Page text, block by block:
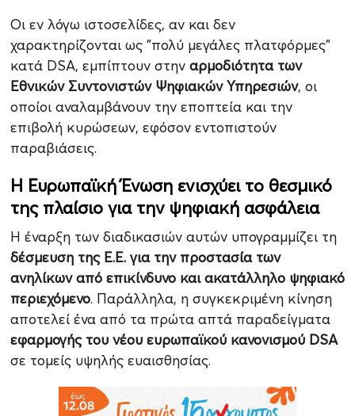
Οι εν λόγω ιστοσελίδες, αν και δεν
χαρακτηρίζονται ως "πολύ μεγάλες πλατφόρμες"
κατά DSA, εμπίπτουν στην αρμοδιότητα των
Εθνικών Συντονιστών Ψηφιακών Υπηρεσιών, οι
οποίοι αναλαμβάνουν την εποπτεία και την
επιβολή κυρώσεων, εφόσον εντοπιστούν
παραβιάσεις.
Η Ευρωπαϊκή Ένωση ενισχύει το θεσμικό
της πλαίσιο για την ψηφιακή ασφάλεια
Η έναρξη των διαδικασιών αυτών υπογραμμίζει τη
δέσμευση της Ε.Ε. για την προστασία των
ανηλίκων από επικίνδυνο και ακατάλληλο ψηφιακό
περιεχόμενο. Παράλληλα, η συγκεκριμένη κίνηση
αποτελεί ένα από τα πρώτα απτά παραδείγματα
εφαρμογής του νέου ευρωπαϊκού κανονισμού DSA
σε τομείς υψηλής ευαισθησίας.